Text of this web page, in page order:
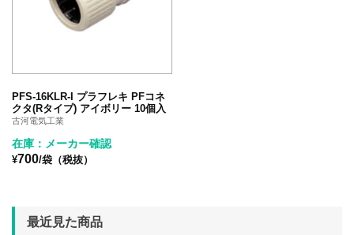
PFS-16KLR-I プラフレキ PFコネ
クタ(Rタイプ) アイボリー 10個入
古河電気工業
在庫：メーカー確認
¥700/袋（税抜）
最近見た商品